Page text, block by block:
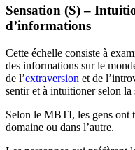
Sensation (S) –
d’informations
Cette échelle consiste à
des informations sur le
de l’extraversion et de
sentir et à intuitioner selon la
Selon le MBTI, les gens ont
domaine ou dans l’autre.